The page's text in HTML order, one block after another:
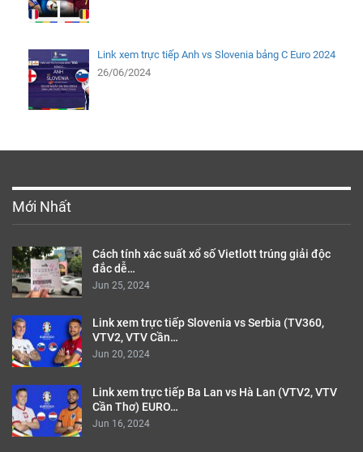
Link xem trực tiếp Anh vs Slovenia bảng C Euro 2024
26/06/2024
Mới Nhất
Cách tính xác suất xổ số Vietlott trúng giải độc
đắc dễ…
Jun 25, 2024
Link xem trực tiếp Slovenia vs Serbia (TV360,
VTV2, VTV Cần…
Jun 20, 2024
Link xem trực tiếp Ba Lan vs Hà Lan (VTV2, VTV
Cần Thơ) EURO…
Jun 16, 2024